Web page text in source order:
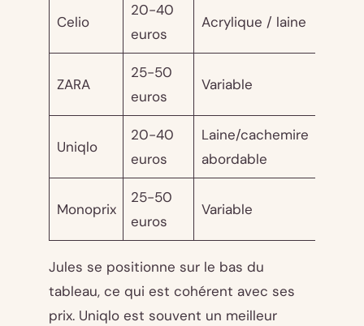
Celio
20-40
euros
Acrylique / laine
ZARA
25-50
euros
Variable
Uniqlo
20-40
euros
Laine/cachemire
abordable
Monoprix
25-50
euros
Variable
Jules se positionne sur le bas du
tableau, ce qui est cohérent avec ses
prix. Uniqlo est souvent un meilleur